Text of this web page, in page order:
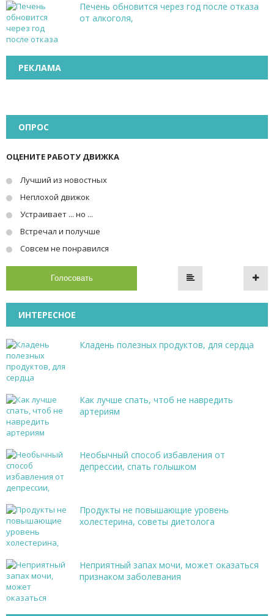
Печень обновится через год после отказа
от алкоголя,
РЕКЛАМА
ОПРОС
ОЦЕНИТЕ РАБОТУ ДВИЖКА
Лучший из новостных
Неплохой движок
Устраивает ... но ...
Встречал и получше
Совсем не понравился
Голосовать
ИНТЕРЕСНОЕ
Кладень полезных продуктов, для сердца
Как лучше спать, чтоб не навредить
артериям
Необычный способ избавления от
депрессии, спать голышком
Продукты не повышающие уровень
холестерина, советы диетолога
Неприятный запах мочи, может оказаться
признаком заболевания